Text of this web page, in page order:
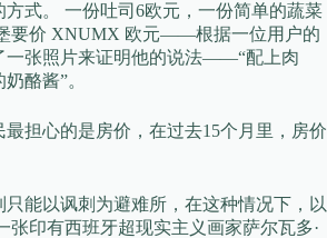
式。 一份吐司6欧元，一份简单的蔬菜
要价 XNUMX 欧元——根据一位用户的
一张照片来证明他的说法——“配上肉
酪酱”。
担心的是房价，在过去15个月里，房价
能以讽刺为避难所，在这种情况下，以
张印有西班牙超现实主义画家萨尔瓦多·